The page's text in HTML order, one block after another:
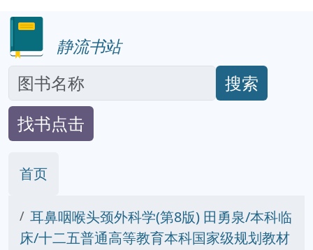
静流书站
搜索
找书点击
首页
耳鼻咽喉头颈外科学(第8版) 田勇泉/本科临
床/十二五普通高等教育本科国家级规划教材